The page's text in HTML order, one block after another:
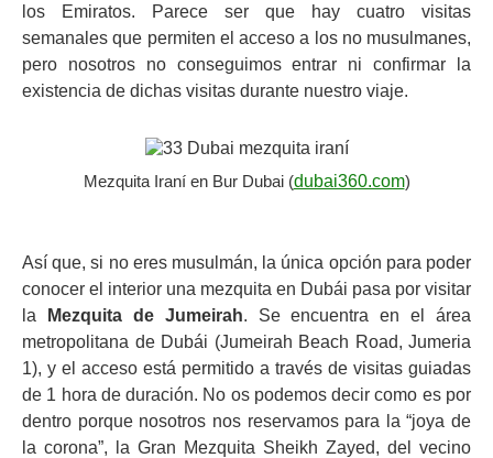
los Emiratos. Parece ser que hay cuatro visitas
semanales que permiten el acceso a los no musulmanes,
pero nosotros no conseguimos entrar ni confirmar la
existencia de dichas visitas durante nuestro viaje.
Mezquita Iraní en Bur Dubai (dubai360.com)
Así que, si no eres musulmán, la única opción para poder
conocer el interior una mezquita en Dubái pasa por visitar
la
Mezquita de Jumeirah. Se encuentra en el área
metropolitana de Dubái (Jumeirah Beach Road, Jumeria
1), y el acceso está permitido a través de visitas guiadas
de 1 hora de duración. No os podemos decir como es por
dentro porque nosotros nos reservamos para la “joya de
la corona”, la Gran Mezquita Sheikh Zayed, del vecino